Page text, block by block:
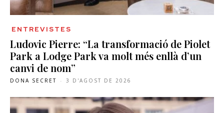
ENTREVISTES
Ludovic Pierre: “La transformació de Piolet
Park a Lodge Park va molt més enllà d’un
canvi de nom”
DONA SECRET - 3 D'AGOST DE 2026